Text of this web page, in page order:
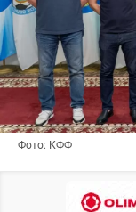
Фото: КФФ